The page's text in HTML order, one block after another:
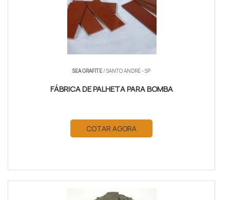
SEA GRAFITE/ SANTO ANDRÉ - SP
FÁBRICA DE PALHETA PARA BOMBA
COTAR AGORA